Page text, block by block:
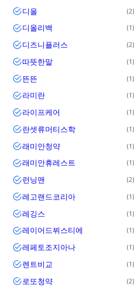
디올 2
디올리백 1
디즈니플러스 2
따뜻한말 1
뜬뜬 1
라미란 1
라이프케어 1
란셋류머티스학 1
래미안청약 1
래미안휴레스트 1
런닝맨 2
레고랜드코리아 1
레깅스 1
레이어드뷔스티에 1
레페토조지아나 1
렌트비교 1
로또청약 2